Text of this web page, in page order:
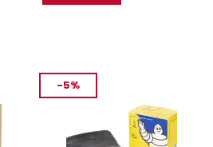
-5%